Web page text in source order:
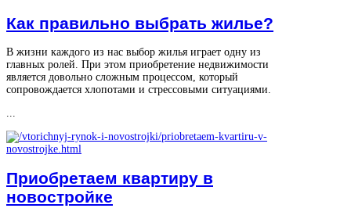
Как правильно выбрать жилье?
В жизни каждого из нас выбор жилья играет одну из
главных ролей. При этом приобретение недвижимости
является довольно сложным процессом, который
сопровождается хлопотами и стрессовыми ситуациями.
...
Приобретаем квартиру в
новостройке